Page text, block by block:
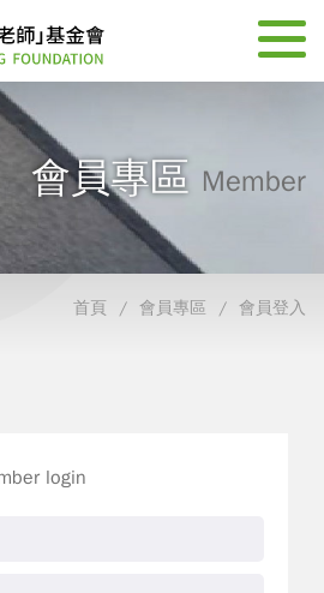
會員專區 Member
首頁 會員專區 會員登入
login